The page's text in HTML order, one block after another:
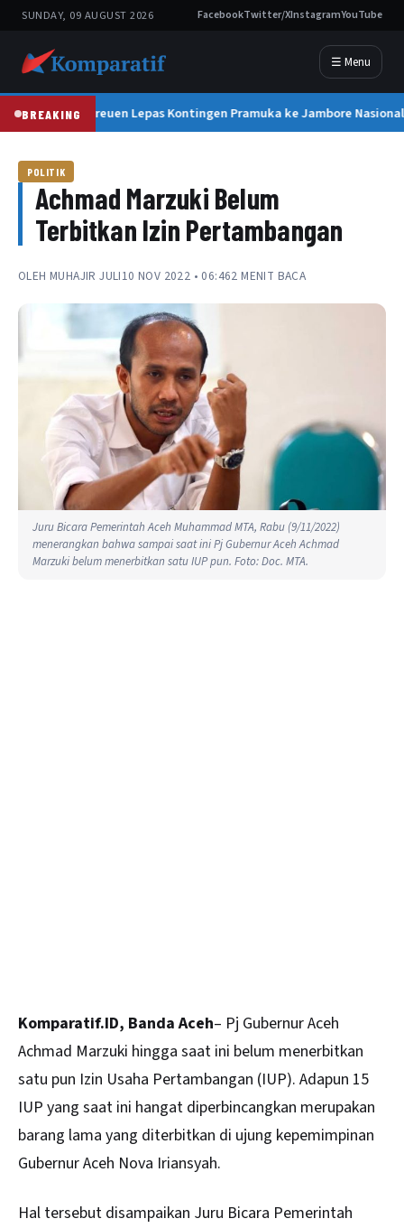
SUNDAY, 09 AUGUST 2026 FacebookTwitter/XInstagramYouTube
☰ Menu
BREAKING
Bupati Bireuen Lepas Kontingen Pramuka ke Jambore Nasional
POLITIK
Achmad Marzuki Belum
Terbitkan Izin Pertambangan
OLEH MUHAJIR JULI10 NOV 2022 • 06:462 MENIT BACA
Juru Bicara Pemerintah Aceh Muhammad MTA, Rabu (9/11/2022)
menerangkan bahwa sampai saat ini Pj Gubernur Aceh Achmad
Marzuki belum menerbitkan satu IUP pun. Foto: Doc. MTA.
Komparatif.ID, Banda Aceh– Pj Gubernur Aceh
Achmad Marzuki hingga saat ini belum menerbitkan
satu pun Izin Usaha Pertambangan (IUP). Adapun 15
IUP yang saat ini hangat diperbincangkan merupakan
barang lama yang diterbitkan di ujung kepemimpinan
Gubernur Aceh Nova Iriansyah.
Hal tersebut disampaikan Juru Bicara Pemerintah